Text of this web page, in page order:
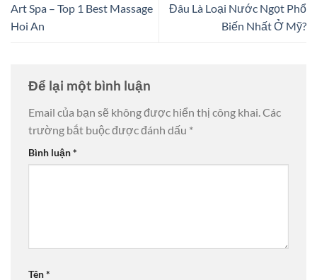
Art Spa – Top 1 Best Massage
Hoi An
Đâu Là Loại Nước Ngọt Phổ
Biến Nhất Ở Mỹ?
Để lại một bình luận
Email của bạn sẽ không được hiển thị công khai. Các
trường bắt buộc được đánh dấu *
Bình luận*
Tên*